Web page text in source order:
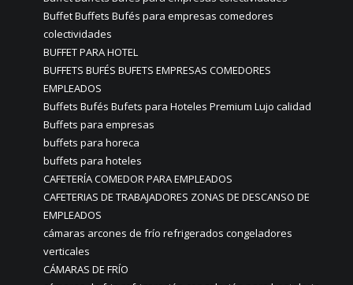
Buffet Buffets Bufés para empresas comedores
colectividades
BUFFET PARA HOTEL
BUFFETS BUFÉS BUFETS EMPRESAS COMEDORES
EMPLEADOS
Buffets Bufés Bufets para Hoteles Premium Lujo calidad
Buffets para empresas
buffets para horeca
buffets para hoteles
CAFETERÍA COMEDOR PARA EMPLEADOS
CAFETERIAS DE TRABAJADORES ZONAS DE DESCANSO DE
EMPLEADOS
cámaras arcones de frío refrigerados congeladores
verticales
CÁMARAS DE FRÍO